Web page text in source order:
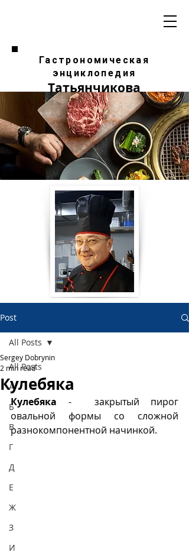
Гастрономическая
энциклопедия
Татьянчикова
Post
All Posts
А
Б
В
Г
Д
Е
Ж
З
И
All Posts
Кулебяка
Sergey Dobrynin
2 min read
Кулебяка -
закрытый пирог
овальной формы со сложной
разнокомпонентной начинкой.